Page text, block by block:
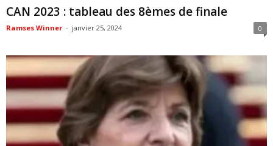
CAN 2023 : tableau des 8èmes de finale
Ramses Winner - janvier 25, 2024 0